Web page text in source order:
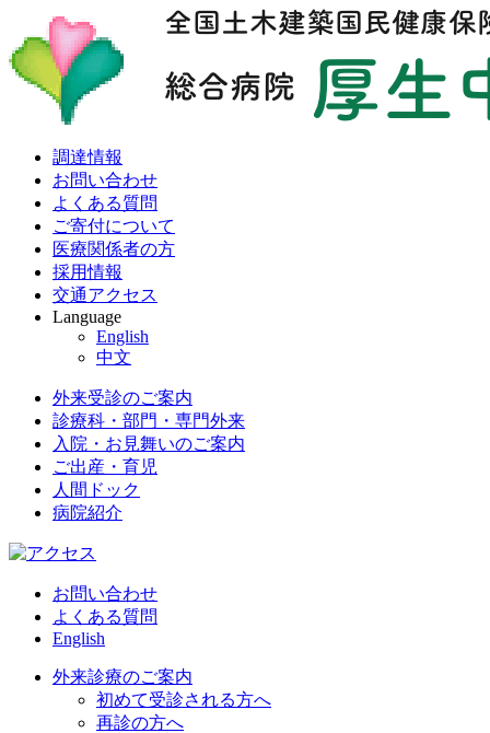
調達情報
お問い合わせ
よくある質問
ご寄付について
医療関係者の方
採用情報
交通アクセス
Language
English
中文
外来受診のご案内
診療科・部門・専門外来
入院・お見舞いのご案内
ご出産・育児
人間ドック
病院紹介
お問い合わせ
よくある質問
English
外来診療のご案内
初めて受診される方へ
再診の方へ